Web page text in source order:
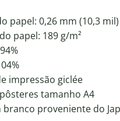
papel: 0,26 mm (10,3 mil)
papel: 189 g/m²
impressão giclée
pôsteres tamanho A4
branco proveniente do